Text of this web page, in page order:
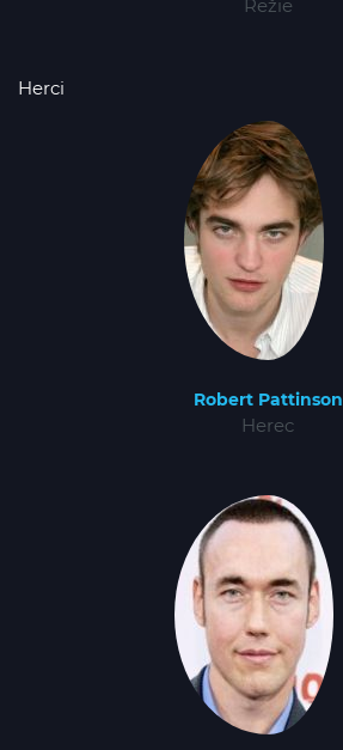
Režie
Herci
Robert Pattinson
Herec